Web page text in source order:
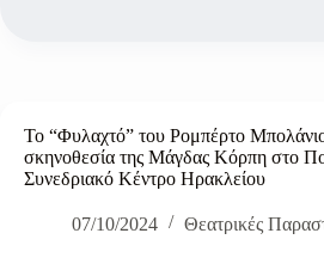
Το “Φυλαχτό” του Ρομπέρτο
σκηνοθεσία της Μάγδας Κόρπη στο
Συνεδριακό Κέντρο Ηρακλείου
07/10/2024 Θεατρικές